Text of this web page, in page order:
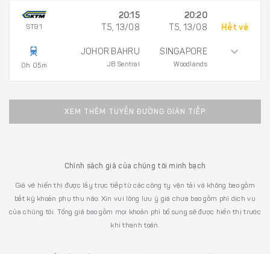
ST91
0h 05m
20:15
T5, 13/08
JOHOR BAHRU
JB Sentral
20:20
T5, 13/08
SINGAPORE
Woodlands
Hết vé
XEM THÊM TUYẾN ĐƯỜNG GIÁN TIẾP
Chính sách giá của chúng tôi minh bạch
Giá vé hiển thị được lấy trực tiếp từ các công ty vận tải và không bao gồm
bất kỳ khoản phụ thu nào. Xin vui lòng lưu ý giá chưa bao gồm phí dịch vụ
của chúng tôi. Tổng giá bao gồm mọi khoản phí bổ sung sẽ được hiển thị trước
khi thanh toán.